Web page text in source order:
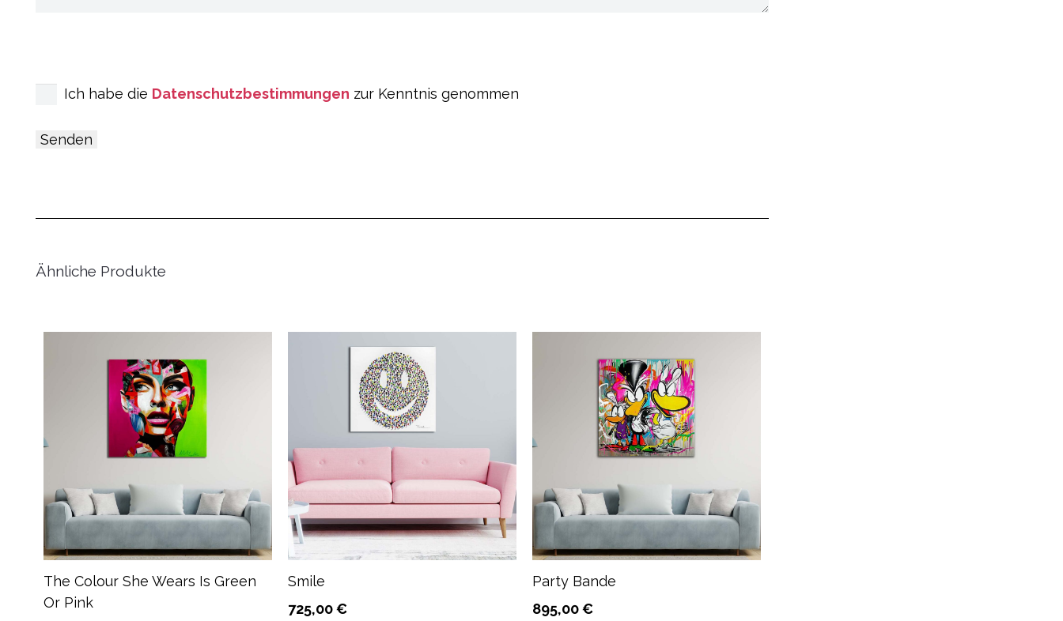
Ich habe die Datenschutzbestimmungen zur Kenntnis genommen
Ähnliche Produkte
The Colour She Wears Is Green
Or Pink
Smile
725,00€
Party Bande
895,00€